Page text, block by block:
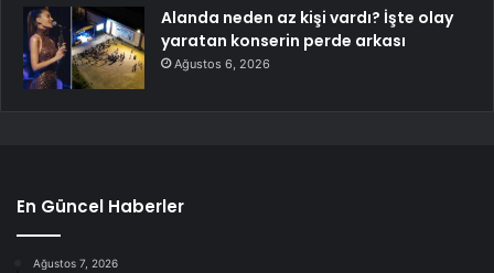
Alanda neden az kişi vardı? İşte olay
yaratan konserin perde arkası
Ağustos 6, 2026
En Güncel Haberler
Ağustos 7, 2026